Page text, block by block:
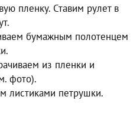
пленку. Ставим рулет в
бумажным полотенцем
из пленки и
фото).
листиками петрушки.